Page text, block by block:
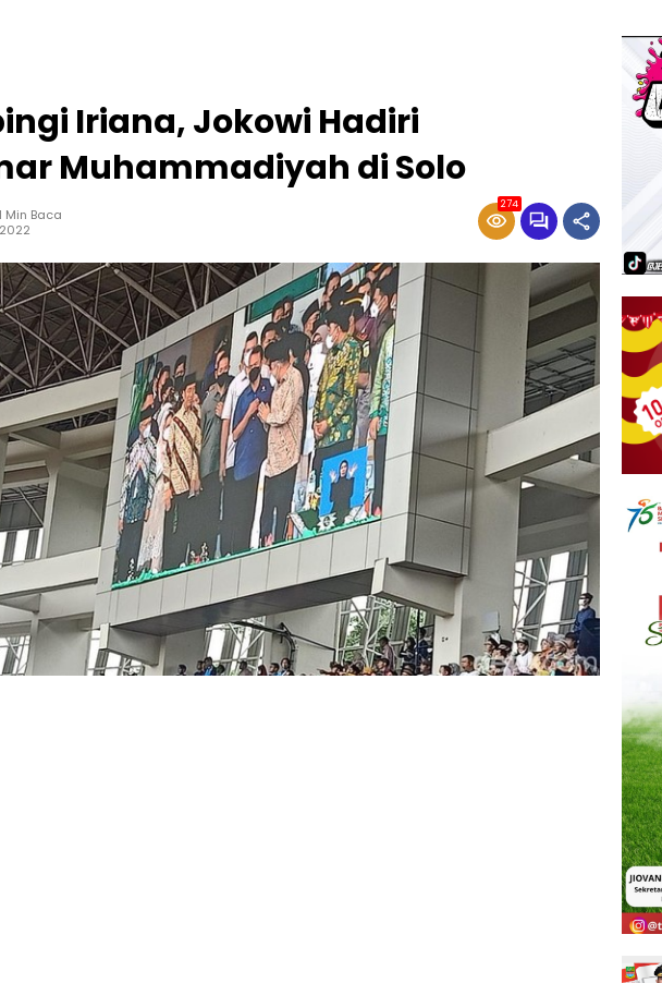
Iriana, Jokowi Hadiri
Muhammadiyah di Solo
1 Min Baca
274